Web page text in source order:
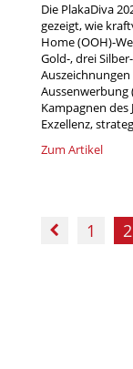
Die PlakaDiva
gezeigt, wie
Home (OOH)-
Gold-, drei
Aussenwerbung
Kampagnen des
Exzellenz,
Zum Artikel
1 2